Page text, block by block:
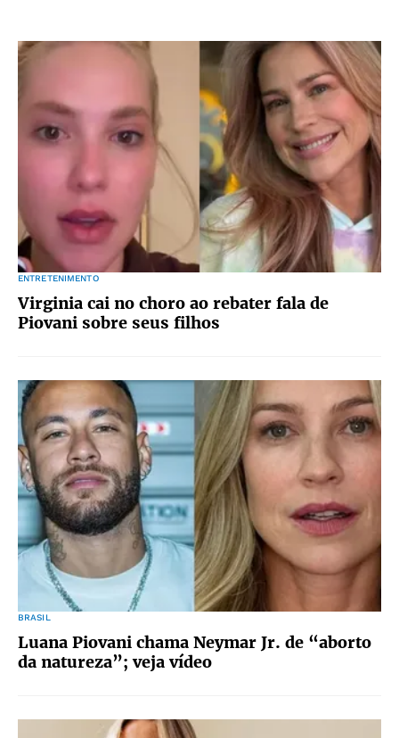
ENTRETENIMENTO
Virginia cai no choro ao rebater fala de
Piovani sobre seus filhos
BRASIL
Luana Piovani chama Neymar Jr. de “aborto
da natureza”; veja vídeo